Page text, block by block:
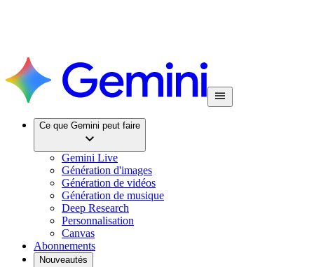
Ce que Gemini peut faire
Gemini Live
Génération d'images
Génération de vidéos
Génération de musique
Deep Research
Personnalisation
Canvas
Abonnements
Nouveautés